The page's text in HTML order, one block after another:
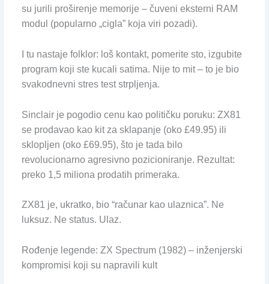
su jurili proširenje memorije – čuveni eksterni RAM
modul (popularno „cigla” koja viri pozadi).
I tu nastaje folklor: loš kontakt, pomerite sto, izgubite
program koji ste kucali satima. Nije to mit – to je bio
svakodnevni stres test strpljenja.
Sinclair je pogodio cenu kao političku poruku: ZX81
se prodavao kao kit za sklapanje (oko £49.95) ili
sklopljen (oko £69.95), što je tada bilo
revolucionarno agresivno pozicioniranje. Rezultat:
preko 1,5 miliona prodatih primeraka.
ZX81 je, ukratko, bio “računar kao ulaznica”. Ne
luksuz. Ne status. Ulaz.
Rođenje legende: ZX Spectrum (1982) – inženjerski
kompromisi koji su napravili kult